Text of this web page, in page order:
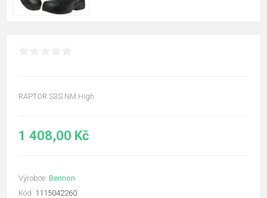
RAPTOR S3S NM High
1 408,00 Kč
Výrobce: Bennon
Kód: 1115042260